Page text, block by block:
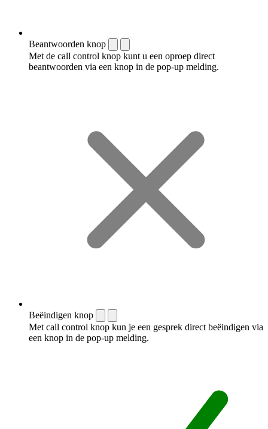
Beantwoorden knop
Met de call control knop kunt u een oproep direct
beantwoorden via een knop in de pop-up melding.
Beëindigen knop
Met call control knop kun je een gesprek direct beëindigen via
een knop in de pop-up melding.